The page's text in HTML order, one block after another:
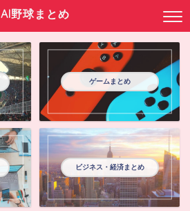
AI野球まとめ
ゲームまとめ
ビジネス・経済まとめ